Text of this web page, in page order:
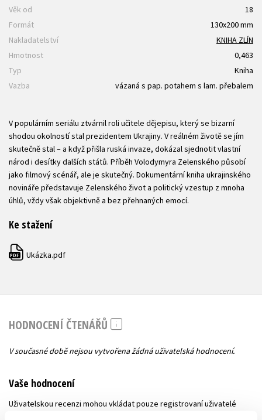
Věk od
18
Formát
130x200 mm
Nakladatelství
KNIHA ZLÍN
Hmotnost
0,463
Typ
Kniha
Vazba
vázaná s pap. potahem s lam. přebalem
V populárním seriálu ztvárnil roli učitele dějepisu, který se bizarní
shodou okolností stal prezidentem Ukrajiny. V reálném životě se jím
skutečně stal – a když přišla ruská invaze, dokázal sjednotit vlastní
národ i desítky dalších států. Příběh Volodymyra Zelenského působí
jako filmový scénář, ale je skutečný. Dokumentární kniha ukrajinského
novináře představuje Zelenského život a politický vzestup z mnoha
úhlů, vždy však objektivně a bez přehnaných emocí.
Ke stažení
PDF Ukázka.pdf
HODNOCENÍ ČTENÁŘŮ
V současné době nejsou vytvořena žádná uživatelská hodnocení.
Vaše hodnocení
Uživatelskou recenzi mohou vkládat pouze registrovaní uživatelé